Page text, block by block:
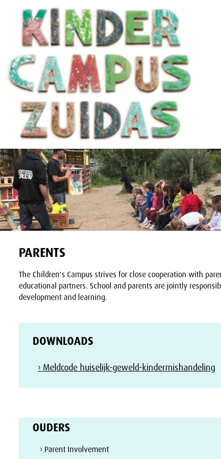
PARENTS
The Children's Campus strives for close cooperation with
educational partners. School and parents are jointly
development and learning.
DOWNLOADS
› Meldcode huiselijk-geweld-kindermishandeling
OUDERS
› Parent Involvement